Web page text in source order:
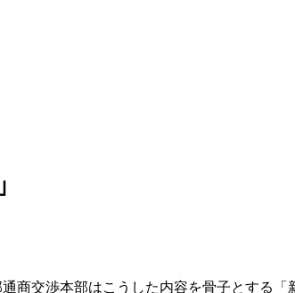
商交渉本部はこうした内容を骨子とする「